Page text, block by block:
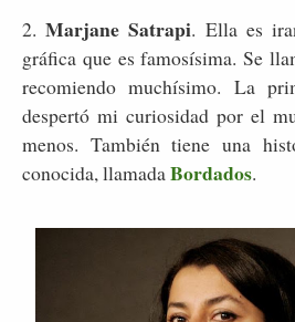
2.Marjane Satrapi. Ella es
gráfica que es famosísima. Se
recomiendo muchísimo. La
despertó mi curiosidad por el
menos. También tiene una
conocida, llamadaBordados.